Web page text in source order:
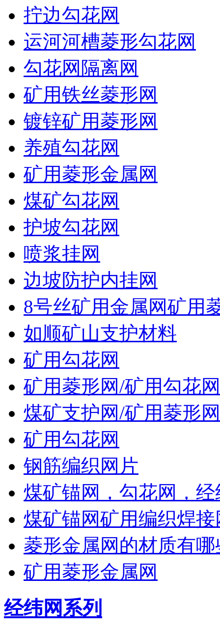
拧边勾花网
运河河槽菱形勾花网
勾花网隔离网
矿用铁丝菱形网
镀锌矿用菱形网
养殖勾花网
矿用菱形金属网
煤矿勾花网
护坡勾花网
喷浆挂网
边坡防护内挂网
8号丝矿用金属网矿用
如顺矿山支护材料
矿用勾花网
矿用菱形网/矿用勾花网
煤矿支护网/矿用菱形
矿用勾花网
钢筋编织网片
煤矿锚网，勾花网，
煤矿锚网矿用编织焊
菱形金属网的材质有哪
矿用菱形金属网
经纬网系列